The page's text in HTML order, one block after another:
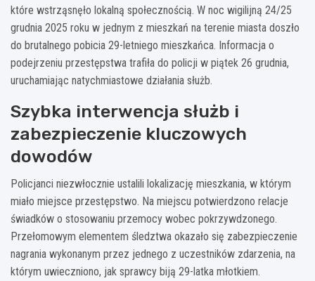
które wstrząsnęło lokalną społecznością. W noc wigilijną 24/25
grudnia 2025 roku w jednym z mieszkań na terenie miasta doszło
do brutalnego pobicia 29-letniego mieszkańca. Informacja o
podejrzeniu przestępstwa trafiła do policji w piątek 26 grudnia,
uruchamiając natychmiastowe działania służb.
Szybka interwencja służb i
zabezpieczenie kluczowych
dowodów
Policjanci niezwłocznie ustalili lokalizację mieszkania, w którym
miało miejsce przestępstwo. Na miejscu potwierdzono relacje
świadków o stosowaniu przemocy wobec pokrzywdzonego.
Przełomowym elementem śledztwa okazało się zabezpieczenie
nagrania wykonanym przez jednego z uczestników zdarzenia, na
którym uwieczniono, jak sprawcy biją 29-latka młotkiem.